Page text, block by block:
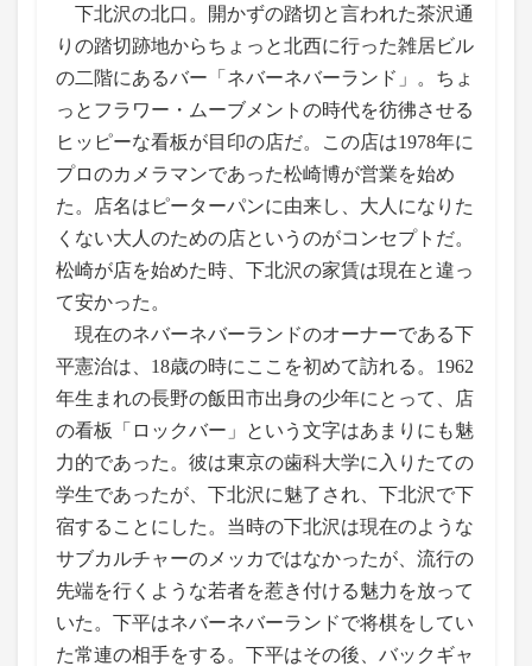
下北沢の北口。開かずの踏切と言われた茶沢通
りの踏切跡地からちょっと北西に行った雑居ビル
の二階にあるバー「ネバーネバーランド」。ちょ
っとフラワー・ムーブメントの時代を彷彿させる
ヒッピーな看板が目印の店だ。この店は1978年に
プロのカメラマンであった松崎博が営業を始め
た。店名はピーターパンに由来し、大人になりた
くない大人のための店というのがコンセプトだ。
松崎が店を始めた時、下北沢の家賃は現在と違っ
て安かった。
現在のネバーネバーランドのオーナーである下
平憲治は、18歳の時にここを初めて訪れる。1962
年生まれの長野の飯田市出身の少年にとって、店
の看板「ロックバー」という文字はあまりにも魅
力的であった。彼は東京の歯科大学に入りたての
学生であったが、下北沢に魅了され、下北沢で下
宿することにした。当時の下北沢は現在のような
サブカルチャーのメッカではなかったが、流行の
先端を行くような若者を惹き付ける魅力を放って
いた。下平はネバーネバーランドで将棋をしてい
た常連の相手をする。下平はその後、バックギャ